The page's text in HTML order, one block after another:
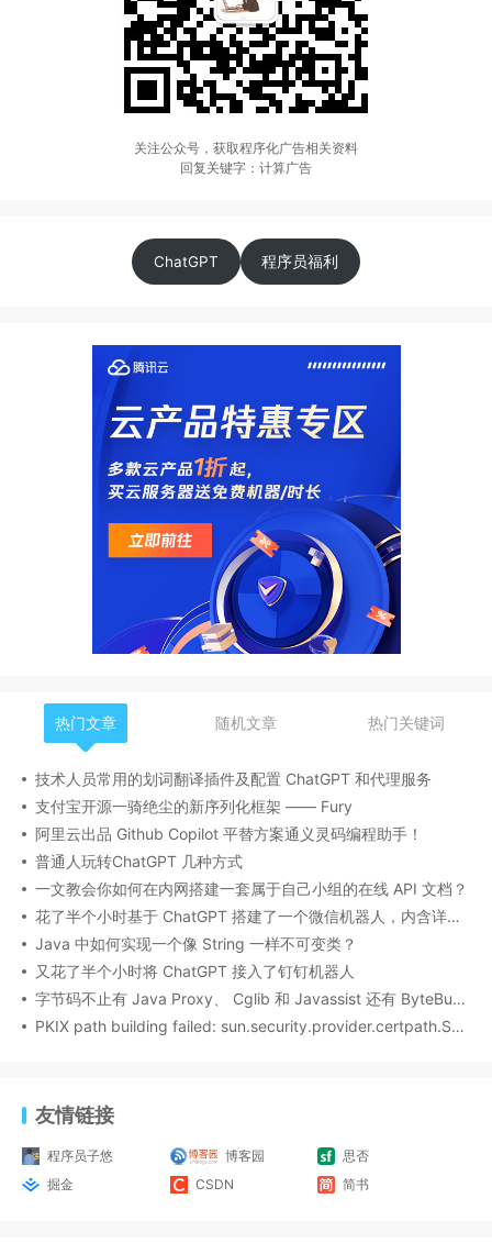
关注公众号，获取程序化广告相关资料
回复关键字：计算广告
ChatGPT 程序员福利
热门文章 随机文章 热门关键词
技术人员常用的划词翻译插件及配置 ChatGPT 和代理服务
支付宝开源一骑绝尘的新序列化框架 —— Fury
阿里云出品 Github Copilot 平替方案通义灵码编程助手！
普通人玩转ChatGPT 几种方式
一文教会你如何在内网搭建一套属于自己小组的在线 API 文档？
花了半个小时基于 ChatGPT 搭建了一个微信机器人，内含详细搭建流程
Java 中如何实现一个像 String 一样不可变类？
又花了半个小时将 ChatGPT 接入了钉钉机器人
字节码不止有 Java Proxy、 Cglib 和 Javassist 还有 ByteBuddy
PKIX path building failed: sun.security.provider.certpath.SunCertPathBuilderException:
友情链接
程序员子悠 博客园
思否
掘金
CSDN 简书